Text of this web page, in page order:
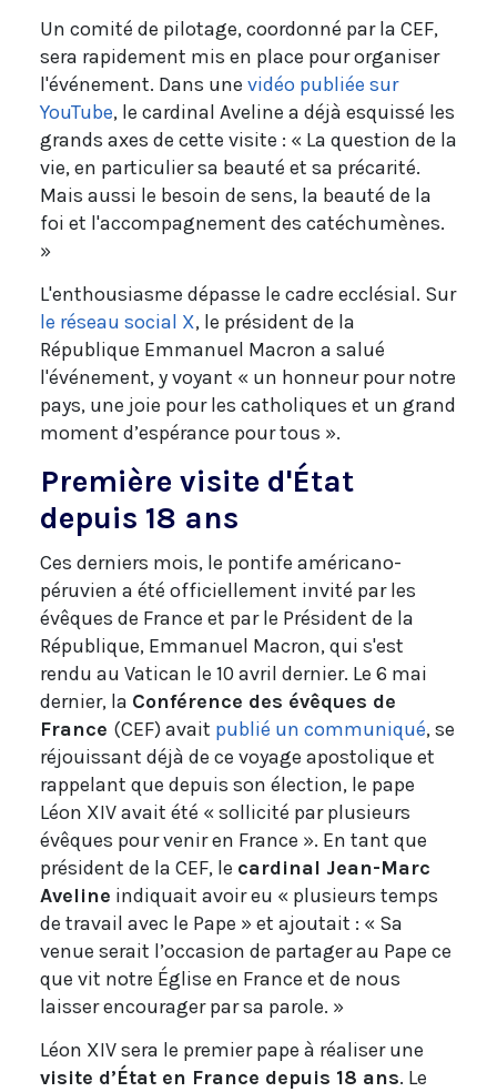
Un comité de pilotage, coordonné par la CEF,
sera rapidement mis en place pour organiser
l'événement. Dans une vidéo publiée sur
YouTube, le cardinal Aveline a déjà esquissé les
grands axes de cette visite : « La question de la
vie, en particulier sa beauté et sa précarité.
Mais aussi le besoin de sens, la beauté de la
foi et l'accompagnement des catéchumènes.
»
L'enthousiasme dépasse le cadre ecclésial. Sur
le réseau social X, le président de la
République Emmanuel Macron a salué
l'événement, y voyant « un honneur pour notre
pays, une joie pour les catholiques et un grand
moment d’espérance pour tous ».
Première visite d'État
depuis 18 ans
Ces derniers mois, le pontife américano-
péruvien a été officiellement invité par les
évêques de France et par le Président de la
République, Emmanuel Macron, qui s'est
rendu au Vatican le 10 avril dernier. Le 6 mai
dernier, la Conférence des évêques de
France (CEF) avait publié un communiqué, se
réjouissant déjà de ce voyage apostolique et
rappelant que depuis son élection, le pape
Léon XIV avait été « sollicité par plusieurs
évêques pour venir en France ». En tant que
président de la CEF, le cardinal Jean-Marc
Aveline indiquait avoir eu « plusieurs temps
de travail avec le Pape » et ajoutait : « Sa
venue serait l’occasion de partager au Pape ce
que vit notre Église en France et de nous
laisser encourager par sa parole. »
Léon XIV sera le premier pape à réaliser une
visite d’État en France depuis 18 ans. Le